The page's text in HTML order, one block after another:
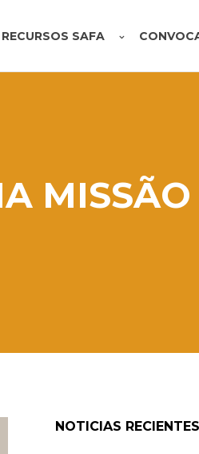
RECURSOS SAFA
MISSÃO
NOTICIAS RECIENTES